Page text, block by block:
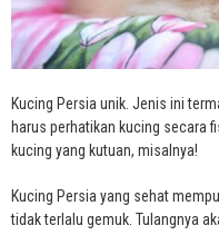
Kucing Persia unik. Jenis ini
harus perhatikan kucing secara
kucing yang kutuan, misalnya!
Kucing Persia yang sehat
tidak terlalu gemuk. Tulangnya